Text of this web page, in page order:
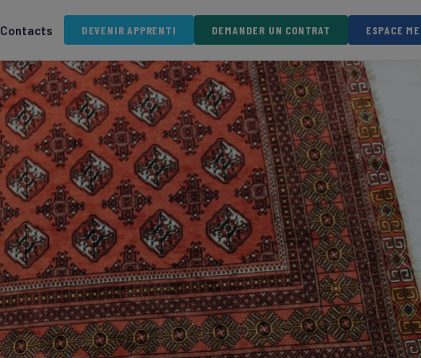
Contacts DEVENIR APPRENTI DEMANDER UN CONTRAT ESPACE